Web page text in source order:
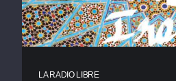
LA RADIO LIBRE